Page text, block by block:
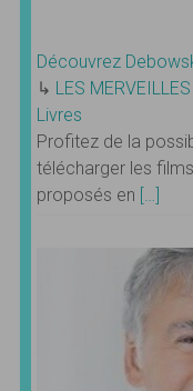
Découvrez
↳ LES
Livres
Profitez de la
télécharger les
proposés en […]